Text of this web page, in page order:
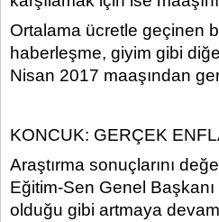
Ortalama ücretle geçinen
haberleşme, giyim gibi
Nisan 2017 maaşından
KONCUK: GERÇEK
Araştırma sonuçlarını
Eğitim-Sen Genel
olduğu gibi artmaya